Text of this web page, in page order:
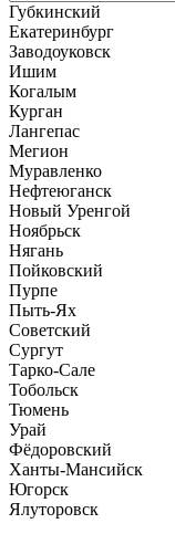
Губкинский
Екатеринбург
Заводоуковск
Ишим
Когалым
Курган
Лангепас
Мегион
Муравленко
Нефтеюганск
Новый Уренгой
Ноябрьск
Нягань
Пойковский
Пурпе
Пыть-Ях
Советский
Сургут
Тарко-Сале
Тобольск
Тюмень
Урай
Фёдоровский
Ханты-Мансийск
Югорск
Ялуторовск